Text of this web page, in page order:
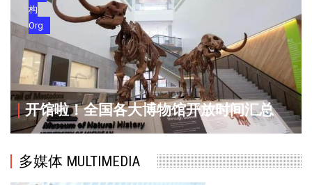
开馆啦！全国各大博物馆开放时间汇总
构
Org
多媒体 MULTIMEDIA